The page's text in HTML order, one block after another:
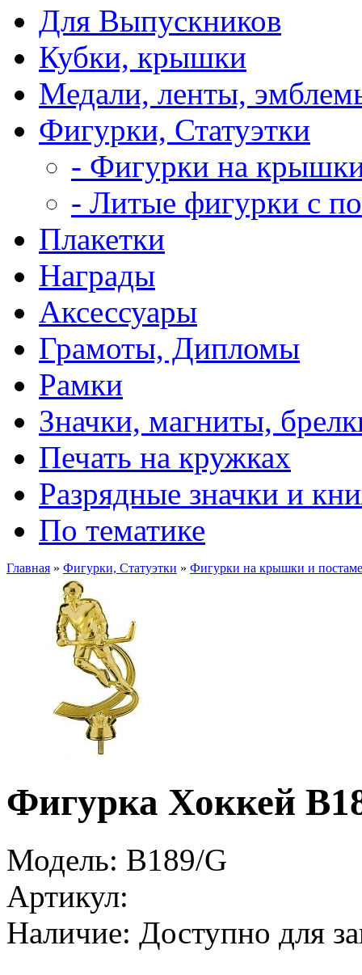
Для Выпускников
Кубки, крышки
Медали, ленты,
Фигурки, Статуэтки
- Фигурки на
- Литые фигурки с
Плакетки
Награды
Аксессуары
Грамоты, Дипломы
Рамки
Значки, магниты,
Печать на кружках
Разрядные значки и
По тематике
Главная » Фигурки, Статуэтки » Фигурки на крышки и
Фигурка Хоккей
Модель: B189/G
Артикул:
Наличие: Доступно для